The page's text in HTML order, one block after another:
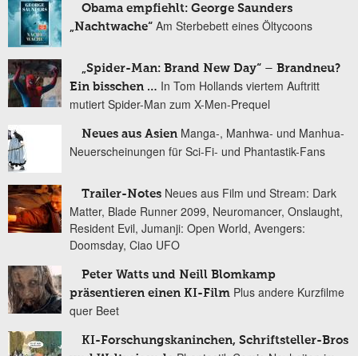
Obama empfiehlt: George Saunders
„Nachtwache“ Am Sterbebett eines Öltycoons
„Spider-Man: Brand New Day“ – Brandneu?
Ein bisschen … In Tom Hollands viertem Auftritt
mutiert Spider-Man zum X-Men-Prequel
Neues aus Asien Manga-, Manhwa- und Manhua-
Neuerscheinungen für Sci-Fi- und Phantastik-Fans
Trailer-Notes Neues aus Film und Stream: Dark
Matter, Blade Runner 2099, Neuromancer, Onslaught,
Resident Evil, Jumanji: Open World, Avengers:
Doomsday, Ciao UFO
Peter Watts und Neill Blomkamp
präsentieren einen KI-Film Plus andere Kurzfilme
quer Beet
KI-Forschungskaninchen, Schriftsteller-Bros